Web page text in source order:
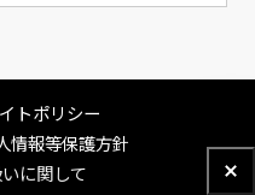
トポリシー
情報等保護方針
に関して